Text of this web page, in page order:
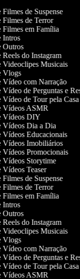
Filmes de Suspense
Filmes de Terror
Filmes em Família
Intros
Outros
Reels do Instagram
Videoclipes Musicais
Vlogs
Vídeo com Narração
Vídeo de Perguntas e
Vídeo de Tour pela Casa
Vídeos ASMR
Vídeos DIY
Vídeos Dia a Dia
Vídeos Educacionais
Vídeos Imobiliários
Vídeos Promocionais
Vídeos Storytime
Vídeos Teaser
Filmes de Suspense
Filmes de Terror
Filmes em Família
Intros
Outros
Reels do Instagram
Videoclipes Musicais
Vlogs
Vídeo com Narração
Vídeo de Perguntas e
Vídeo de Tour pela Casa
Vídeos ASMR